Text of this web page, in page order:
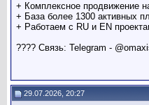
+ Комплексное продвижение
+ База более 1300 активных
+ Работаем с RU и EN
???? Связь: Telegram -
29.07.2026, 20:27